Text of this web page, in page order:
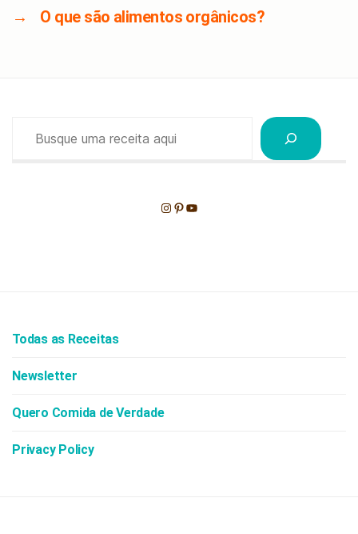
→
O que são alimentos orgânicos?
Instagram
Pinterest
Youtube
Todas as Receitas
Newsletter
Quero Comida de Verdade
Privacy Policy